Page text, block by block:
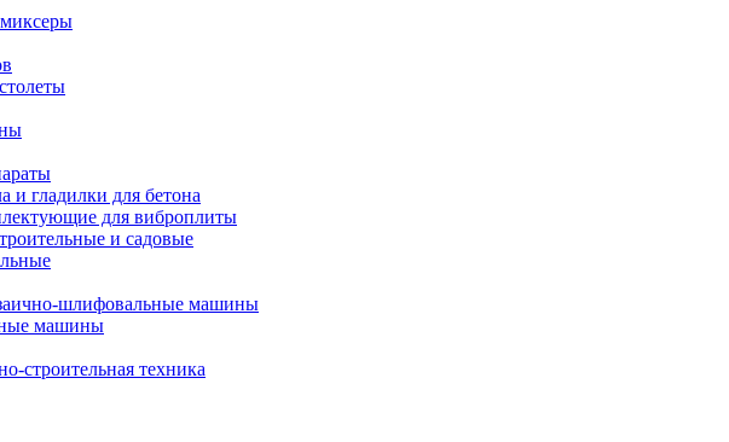
и гладилки для бетона
для виброплиты
и садовые
шлифовальные машины
машины
строительная техника